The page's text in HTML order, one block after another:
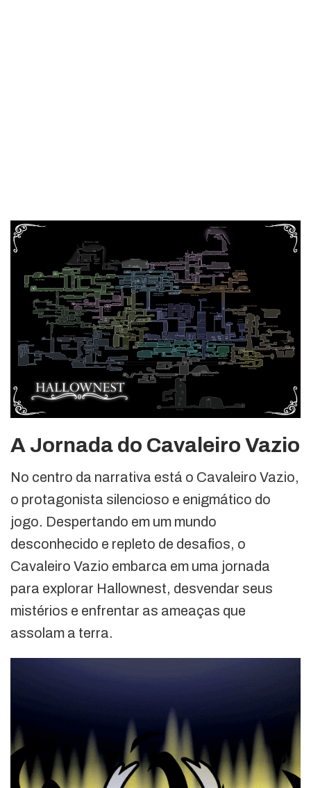
A Jornada do Cavaleiro Vazio
No centro da narrativa está o Cavaleiro Vazio,
o protagonista silencioso e enigmático do
jogo. Despertando em um mundo
desconhecido e repleto de desafios, o
Cavaleiro Vazio embarca em uma jornada
para explorar Hallownest, desvendar seus
mistérios e enfrentar as ameaças que
assolam a terra.